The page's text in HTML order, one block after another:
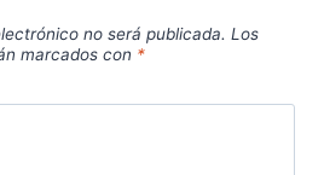
no será publicada. Los
marcados con *